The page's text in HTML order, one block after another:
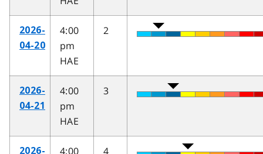
2026-
04-20
4:00
pm
HAE
2
2026-
04-21
4:00
pm
HAE
3
2026-
4:00
4